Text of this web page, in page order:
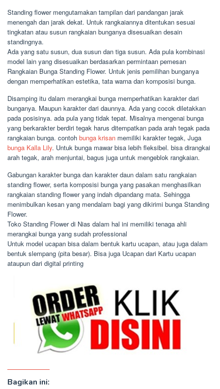
Standing flower mengutamakan tampilan dari pandangan jarak
menengah dan jarak dekat. Untuk rangkaiannya ditentukan sesuai
tingkatan atau susun rangkaian bunganya disesuaikan desain
standingnya.
Ada yang satu susun, dua susun dan tiga susun. Ada pula kombinasi
model lain yang disesuaikan berdasarkan permintaan pemesan
Rangkaian Bunga Standing Flower. Untuk jenis pemilihan bunganya
dengan memperhatikan estetika, tata warna dan komposisi bunga.
Disamping itu dalam merangkai bunga memperhatikan karakter dari
bunganya. Maupun karakter dari daunnya. Ada yang cocok diletakkan
pada posisinya. ada pula yang tidak tepat. Misalnya mengenai bunga
yang berkarakter berdiri tegak harus ditempatkan pada arah tegak pada
rangkaian bunga. contoh bunga krisan memiliki karakter tegak, Juga
bunga Kalla Lily. Untuk bunga mawar bisa lebih fleksibel. bisa dirangkai
arah tegak, arah menjuntai, bagus juga untuk mengeblok rangkaian.
Gabungan karakter bunga dan karakter daun dalam satu rangkaian
standing flower, serta komposisi bunga yang pasakan menghasilkan
rangkaian standing flower yang indah dipandang mata. Sehingga
menimbulkan kesan yang mendalam bagi yang dikirimi bunga Standing
Flower.
Toko Standing Flower di Nias dalam hal ini memiliki tenaga ahli
merangkai bunga yang sudah professional
Untuk model ucapan bisa dalam bentuk kartu ucapan, atau juga dalam
bentuk slempang (pita besar). Bisa juga Ucapan dari Kartu ucapan
ataupun dari digital printing
Bagikan ini: